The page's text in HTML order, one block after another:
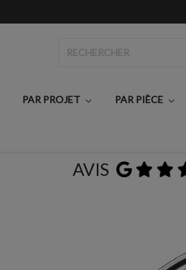
PAR PROJET PAR PIÈCE
AVIS